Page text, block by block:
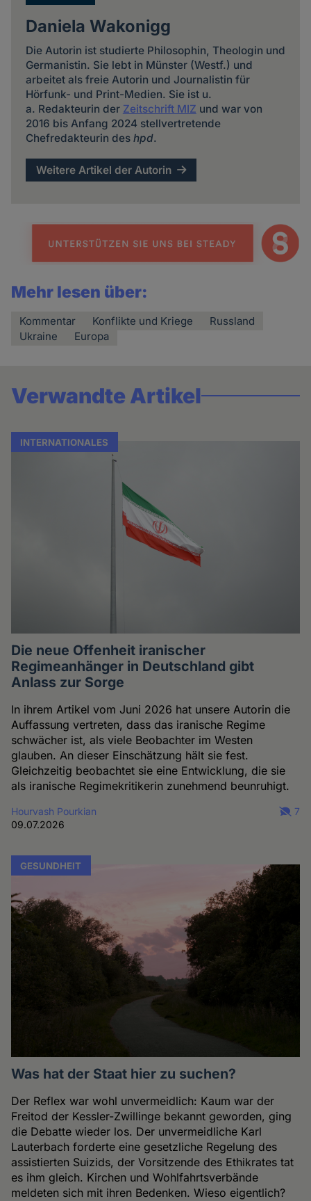
Daniela Wakonigg
Die Autorin ist studierte Philosophin, Theologin und
Germanistin. Sie lebt in Münster (Westf.) und
arbeitet als freie Autorin und Journalistin für
Hörfunk- und Print-Medien. Sie ist u.
a. Redakteurin der Zeitschrift MIZ und war von
2016 bis Anfang 2024 stellvertretende
Chefredakteurin des hpd.
Weitere Artikel der Autorin
Mehr lesen über:
Kommentar Konflikte und Kriege
Russland
Ukraine
Europa
Verwandte Artikel
INTERNATIONALES
Die neue Offenheit iranischer
Regimeanhänger in Deutschland gibt
Anlass zur Sorge
In ihrem Artikel vom Juni 2026 hat unsere Autorin die
Auffassung vertreten, dass das iranische Regime
schwächer ist, als viele Beobachter im Westen
glauben. An dieser Einschätzung hält sie fest.
Gleichzeitig beobachtet sie eine Entwicklung, die sie
als iranische Regimekritikerin zunehmend beunruhigt.
Hourvash Pourkian
09.07.2026
7
GESUNDHEIT
Was hat der Staat hier zu suchen?
Der Reflex war wohl unvermeidlich: Kaum war der
Freitod der Kessler-Zwillinge bekannt geworden, ging
die Debatte wieder los. Der unvermeidliche Karl
Lauterbach forderte eine gesetzliche Regelung des
assistierten Suizids, der Vorsitzende des Ethikrates tat
es ihm gleich. Kirchen und Wohlfahrtsverbände
meldeten sich mit ihren Bedenken. Wieso eigentlich?
Cookies